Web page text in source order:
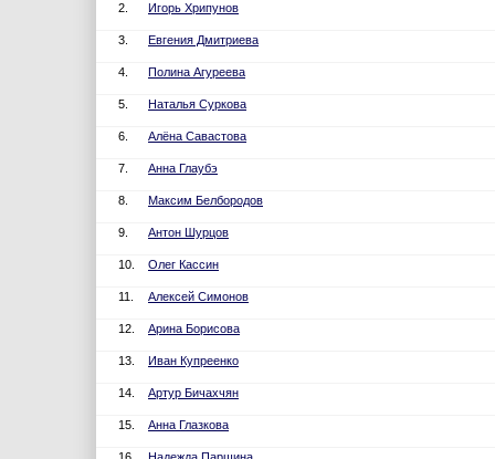
2. Игорь Хрипунов
3. Евгения Дмитриева
4. Полина Агуреева
5. Наталья Суркова
6. Алёна Савастова
7. Анна Глаубэ
8. Максим Белбородов
9. Антон Шурцов
10. Олег Кассин
11. Алексей Симонов
12. Арина Борисова
13. Иван Купреенко
14. Артур Бичахчян
15. Анна Глазкова